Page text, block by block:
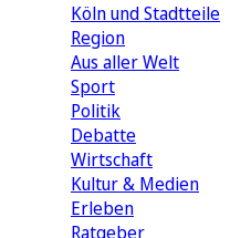
Köln und Stadtteile
Region
Aus aller Welt
Sport
Politik
Debatte
Wirtschaft
Kultur & Medien
Erleben
Ratgeber